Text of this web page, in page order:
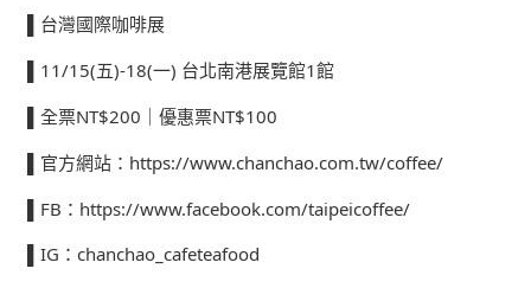
▌台灣國際咖啡展
▌11/15(五)-18(一) 台北南港展覽館1館
▌全票NT$200｜優惠票NT$100
▌官方網站：https://www.chanchao.com.tw/coffee/
▌FB：https://www.facebook.com/taipeicoffee/
▌IG：chanchao_cafeteafood